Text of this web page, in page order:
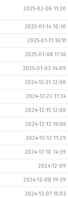
2025-02-06 11:30
2025-01-14 10:10
2025-01-11 16:51
2025-01-08 17:56
2025-01-03 14:09
2024-12-31 12:00
2024-12-23 17:34
2024-12-15 12:00
2024-12-13 16:06
2024-12-12 11:29
2024-12-10 14:39
2024-12-09
2024-12-08 19:39
2024-12-07 15:03